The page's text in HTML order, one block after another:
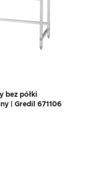
bez półki
| Gredil 671106